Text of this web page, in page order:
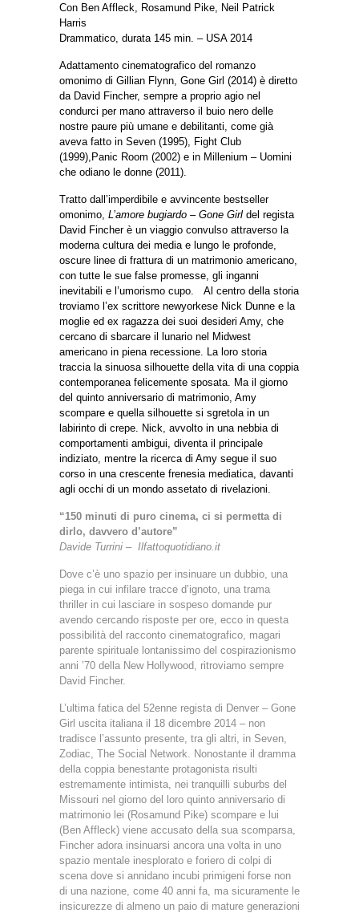
Con Ben Affleck, Rosamund Pike, Neil Patrick
Harris
Drammatico, durata 145 min. – USA 2014
Adattamento cinematografico del romanzo
omonimo di Gillian Flynn, Gone Girl (2014) è diretto
da David Fincher, sempre a proprio agio nel
condurci per mano attraverso il buio nero delle
nostre paure più umane e debilitanti, come già
aveva fatto in Seven (1995), Fight Club
(1999),Panic Room (2002) e in Millenium – Uomini
che odiano le donne (2011).
Tratto dall’imperdibile e avvincente bestseller
omonimo, L’amore bugiardo – Gone Girl del regista
David Fincher è un viaggio convulso attraverso la
moderna cultura dei media e lungo le profonde,
oscure linee di frattura di un matrimonio americano,
con tutte le sue false promesse, gli inganni
inevitabili e l’umorismo cupo. Al centro della storia
troviamo l’ex scrittore newyorkese Nick Dunne e la
moglie ed ex ragazza dei suoi desideri Amy, che
cercano di sbarcare il lunario nel Midwest
americano in piena recessione. La loro storia
traccia la sinuosa silhouette della vita di una coppia
contemporanea felicemente sposata. Ma il giorno
del quinto anniversario di matrimonio, Amy
scompare e quella silhouette si sgretola in un
labirinto di crepe. Nick, avvolto in una nebbia di
comportamenti ambigui, diventa il principale
indiziato, mentre la ricerca di Amy segue il suo
corso in una crescente frenesia mediatica, davanti
agli occhi di un mondo assetato di rivelazioni.
“150 minuti di puro cinema, ci si permetta di
dirlo, davvero d’autore”
Davide Turrini – Ilfattoquotidiano.it
Dove c’è uno spazio per insinuare un dubbio, una
piega in cui infilare tracce d’ignoto, una trama
thriller in cui lasciare in sospeso domande pur
avendo cercando risposte per ore, ecco in questa
possibilità del racconto cinematografico, magari
parente spirituale lontanissimo del cospirazionismo
anni ’70 della New Hollywood, ritroviamo sempre
David Fincher.
L’ultima fatica del 52enne regista di Denver – Gone
Girl uscita italiana il 18 dicembre 2014 – non
tradisce l’assunto presente, tra gli altri, in Seven,
Zodiac, The Social Network. Nonostante il dramma
della coppia benestante protagonista risulti
estremamente intimista, nei tranquilli suburbs del
Missouri nel giorno del loro quinto anniversario di
matrimonio lei (Rosamund Pike) scompare e lui
(Ben Affleck) viene accusato della sua scomparsa,
Fincher adora insinuarsi ancora una volta in uno
spazio mentale inesplorato e foriero di colpi di
scena dove si annidano incubi primigeni forse non
di una nazione, come 40 anni fa, ma sicuramente le
insicurezze di almeno un paio di mature generazioni